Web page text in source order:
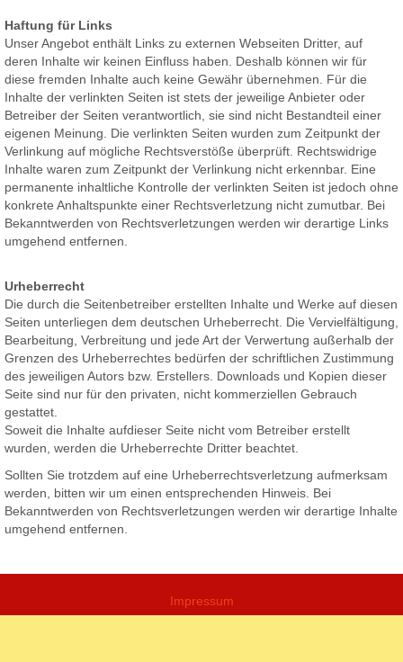
Haftung für Links
Unser Angebot enthält Links zu externen Webseiten Dritter, auf
deren Inhalte wir keinen Einfluss haben. Deshalb können wir für
diese fremden Inhalte auch keine Gewähr übernehmen. Für die
Inhalte der verlinkten Seiten ist stets der jeweilige Anbieter oder
Betreiber der Seiten verantwortlich, sie sind nicht Bestandteil einer
eigenen Meinung. Die verlinkten Seiten wurden zum Zeitpunkt der
Verlinkung auf mögliche Rechtsverstöße überprüft. Rechtswidrige
Inhalte waren zum Zeitpunkt der Verlinkung nicht erkennbar. Eine
permanente inhaltliche Kontrolle der verlinkten Seiten ist jedoch ohne
konkrete Anhaltspunkte einer Rechtsverletzung nicht zumutbar. Bei
Bekanntwerden von Rechtsverletzungen werden wir derartige Links
umgehend entfernen.
Urheberrecht
Die durch die Seitenbetreiber erstellten Inhalte und Werke auf diesen
Seiten unterliegen dem deutschen Urheberrecht. Die Vervielfältigung,
Bearbeitung, Verbreitung und jede Art der Verwertung außerhalb der
Grenzen des Urheberrechtes bedürfen der schriftlichen Zustimmung
des jeweiligen Autors bzw. Erstellers. Downloads und Kopien dieser
Seite sind nur für den privaten, nicht kommerziellen Gebrauch
gestattet.
Soweit die Inhalte aufdieser Seite nicht vom Betreiber erstellt
wurden, werden die Urheberrechte Dritter beachtet.
Sollten Sie trotzdem auf eine Urheberrechtsverletzung aufmerksam
werden, bitten wir um einen entsprechenden Hinweis. Bei
Bekanntwerden von Rechtsverletzungen werden wir derartige Inhalte
umgehend entfernen.
Impressum